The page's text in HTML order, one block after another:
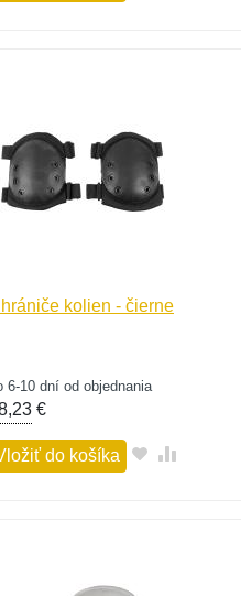
kolien - čierne
6-10 dní od objednania
€
do košíka